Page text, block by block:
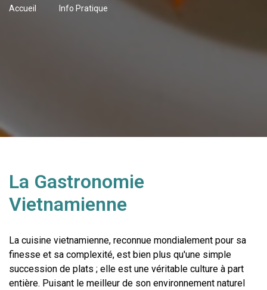
Accueil Info Pratique
La Gastronomie
Vietnamienne
La cuisine vietnamienne, reconnue mondialement pour sa
finesse et sa complexité, est bien plus qu'une simple
succession de plats ; elle est une véritable culture à part
entière. Puisant le meilleur de son environnement naturel